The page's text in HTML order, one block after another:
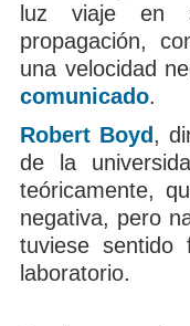
luz viaje en
propagación,
una velocidad
comunicado.
Robert Boyd,
de la
teóricamente,
negativa, pero
tuviese
laboratorio.